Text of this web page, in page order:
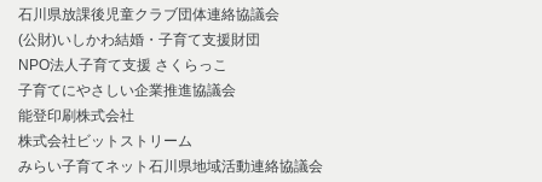
石川県放課後児童クラブ団体連絡協議会
(公財)いしかわ結婚・子育て支援財団
NPO法人子育て支援 さくらっこ
子育てにやさしい企業推進協議会
能登印刷株式会社
株式会社ビットストリーム
みらい子育てネット石川県地域活動連絡協議会